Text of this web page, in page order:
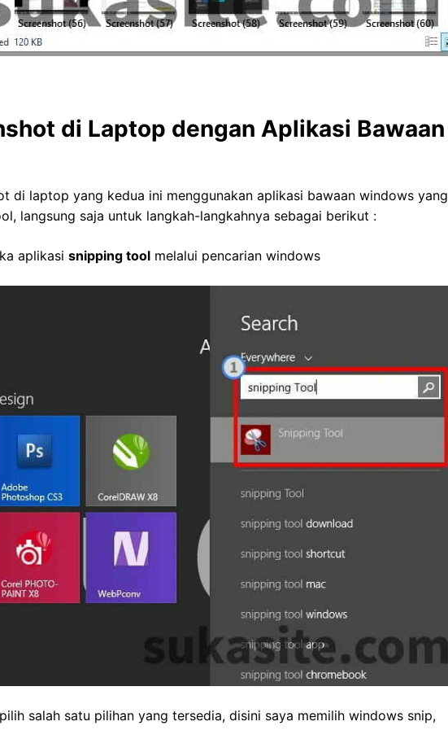
di Laptop dengan Aplikasi Bawaan
di laptop yang kedua ini menggunakan aplikasi bawaan windows yang
langsung saja untuk langkah-langkahnya sebagai berikut :
aplikasi snipping tool melalui pencarian windows
salah satu pilihan yang tersedia, disini saya memilih windows snip,